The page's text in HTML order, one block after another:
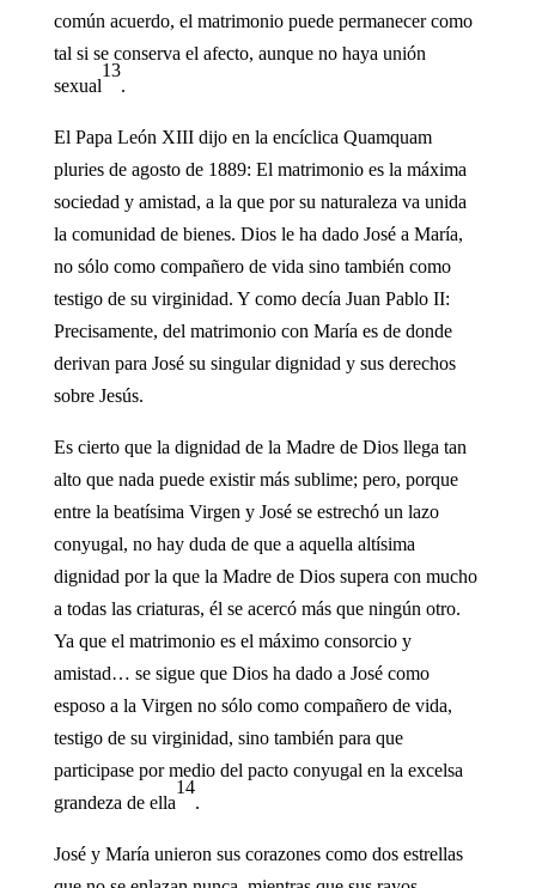
común acuerdo, el matrimonio puede permanecer como
tal si se conserva el afecto, aunque no haya unión
sexual
13
.
El Papa León XIII dijo en la encíclica Quamquam
pluries de agosto de 1889: El matrimonio es la máxima
sociedad y amistad, a la que por su naturaleza va unida
la comunidad de bienes. Dios le ha dado José a María,
no sólo como compañero de vida sino también como
testigo de su virginidad. Y como decía Juan Pablo II:
Precisamente, del matrimonio con María es de donde
derivan para José su singular dignidad y sus derechos
sobre Jesús.
Es cierto que la dignidad de la Madre de Dios llega tan
alto que nada puede existir más sublime; pero, porque
entre la beatísima Virgen y José se estrechó un lazo
conyugal, no hay duda de que a aquella altísima
dignidad por la que la Madre de Dios supera con mucho
a todas las criaturas, él se acercó más que ningún otro.
Ya que el matrimonio es el máximo consorcio y
amistad… se sigue que Dios ha dado a José como
esposo a la Virgen no sólo como compañero de vida,
testigo de su virginidad, sino también para que
participase por medio del pacto conyugal en la excelsa
grandeza de ella
14
.
José y María unieron sus corazones como dos estrellas